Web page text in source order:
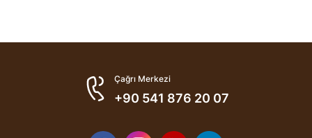
Çağrı Merkezi
+90 541 876 20 07